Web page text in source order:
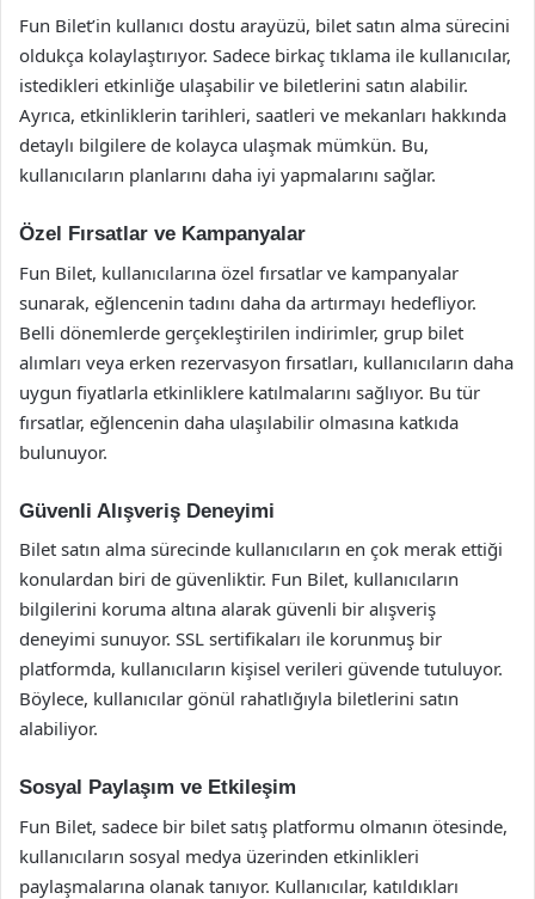
Fun Bilet’in kullanıcı dostu arayüzü, bilet satın alma sürecini
oldukça kolaylaştırıyor. Sadece birkaç tıklama ile kullanıcılar,
istedikleri etkinliğe ulaşabilir ve biletlerini satın alabilir.
Ayrıca, etkinliklerin tarihleri, saatleri ve mekanları hakkında
detaylı bilgilere de kolayca ulaşmak mümkün. Bu,
kullanıcıların planlarını daha iyi yapmalarını sağlar.
Özel Fırsatlar ve Kampanyalar
Fun Bilet, kullanıcılarına özel fırsatlar ve kampanyalar
sunarak, eğlencenin tadını daha da artırmayı hedefliyor.
Belli dönemlerde gerçekleştirilen indirimler, grup bilet
alımları veya erken rezervasyon fırsatları, kullanıcıların daha
uygun fiyatlarla etkinliklere katılmalarını sağlıyor. Bu tür
fırsatlar, eğlencenin daha ulaşılabilir olmasına katkıda
bulunuyor.
Güvenli Alışveriş Deneyimi
Bilet satın alma sürecinde kullanıcıların en çok merak ettiği
konulardan biri de güvenliktir. Fun Bilet, kullanıcıların
bilgilerini koruma altına alarak güvenli bir alışveriş
deneyimi sunuyor. SSL sertifikaları ile korunmuş bir
platformda, kullanıcıların kişisel verileri güvende tutuluyor.
Böylece, kullanıcılar gönül rahatlığıyla biletlerini satın
alabiliyor.
Sosyal Paylaşım ve Etkileşim
Fun Bilet, sadece bir bilet satış platformu olmanın ötesinde,
kullanıcıların sosyal medya üzerinden etkinlikleri
paylaşmalarına olanak tanıyor. Kullanıcılar, katıldıkları